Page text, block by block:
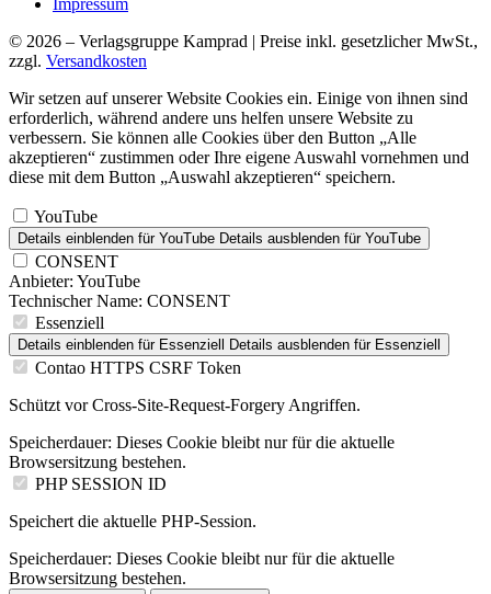
Impressum
© 2026 – Verlagsgruppe Kamprad | Preise inkl. gesetzlicher MwSt.,
zzgl. Versandkosten
Wir setzen auf unserer Website Cookies ein. Einige von ihnen sind
erforderlich, während andere uns helfen unsere Website zu
verbessern. Sie können alle Cookies über den Button „Alle
akzeptieren“ zustimmen oder Ihre eigene Auswahl vornehmen und
diese mit dem Button „Auswahl akzeptieren“ speichern.
YouTube
Details einblenden für YouTube Details ausblenden für YouTube
CONSENT
Anbieter: YouTube
Technischer Name: CONSENT
Essenziell
Details einblenden für Essenziell Details ausblenden für Essenziell
Contao HTTPS CSRF Token
Schützt vor Cross-Site-Request-Forgery Angriffen.
Speicherdauer: Dieses Cookie bleibt nur für die aktuelle
Browsersitzung bestehen.
PHP SESSION ID
Speichert die aktuelle PHP-Session.
Speicherdauer: Dieses Cookie bleibt nur für die aktuelle
Browsersitzung bestehen.